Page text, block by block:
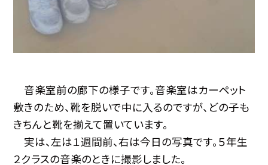
音楽室前の廊下の様子です。音楽室はカーペット
敷きのため、靴を脱いで中に入るのですが、どの子も
きちんと靴を揃えて置いています。
実は、左は１週間前、右は今日の写真です。５年生
２クラスの音楽のときに撮影しました。